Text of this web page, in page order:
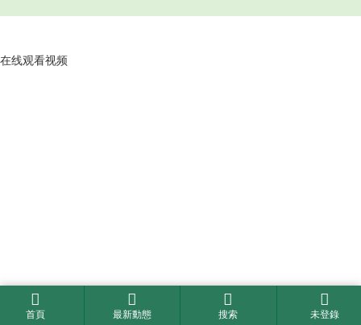
首頁 最新動態 搜索 未登錄
在线观看视频